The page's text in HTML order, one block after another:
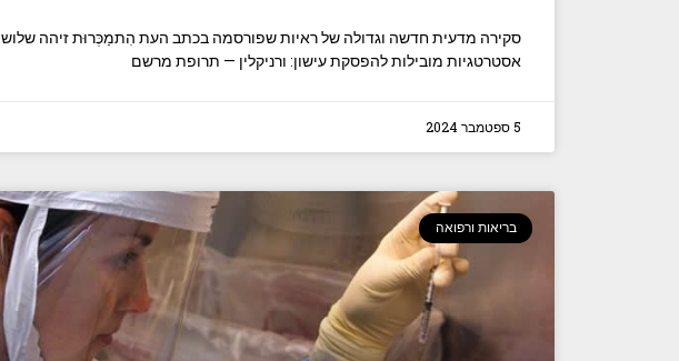
סקירה מדעית חדשה וגדולה של ראיות שפורסמה בכתב העת הִתמַכְּרוּת זיהה שלוש
אסטרטגיות מובילות להפסקת עישון: ורניקלין — תרופת מרשם
5 ספטמבר 2024
בריאות ורפואה